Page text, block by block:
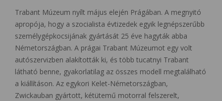
Trabant Múzeum nyílt május elején Prágában. A megnyitó
apropója, hogy a szocialista évtizedek egyik legnépszerűbb
személygépkocsijának gyártását 25 éve hagyták abba
Németországban. A prágai Trabant Múzeumot egy volt
autószervizben alakították ki, és több tucatnyi Trabant
látható benne, gyakorlatilag az összes modell megtalálható
a kiállításon. Az egykori Kelet-Németországban,
Zwickauban gyártott, kétütemű motorral felszerelt,